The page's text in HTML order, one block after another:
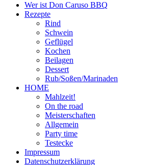
Wer ist Don Caruso BBQ
Rezepte
Rind
Schwein
Geflügel
Kochen
Beilagen
Dessert
Rub/Soßen/Marinaden
HOME
Mahlzeit!
On the road
Meisterschaften
Allgemein
Party time
Testecke
Impressum
Datenschutzerklärung